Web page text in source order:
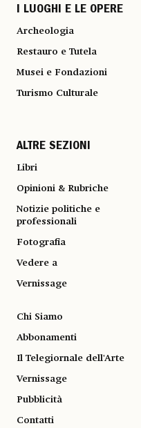
I LUOGHI E LE OPERE
Archeologia
Restauro e Tutela
Musei e Fondazioni
Turismo Culturale
ALTRE SEZIONI
Libri
Opinioni & Rubriche
Notizie politiche e
professionali
Fotografia
Vedere a
Vernissage
Chi Siamo
Abbonamenti
Il Telegiornale dell'Arte
Vernissage
Pubblicità
Contatti